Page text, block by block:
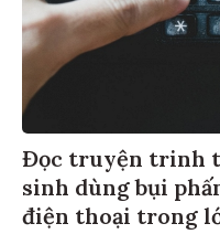
Đọc truyện trinh
sinh dùng bụi
điện thoại trong